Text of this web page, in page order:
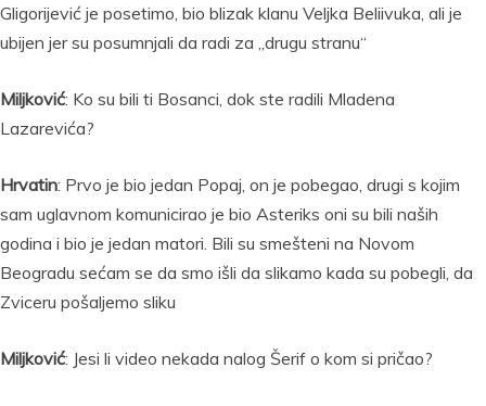
Gligorijević je posetimo, bio blizak klanu Veljka Beliivuka, ali je
ubijen jer su posumnjali da radi za „drugu stranu“
Miljković: Ko su bili ti Bosanci, dok ste radili Mladena
Lazarevića?
Hrvatin: Prvo je bio jedan Popaj, on je pobegao, drugi s kojim
sam uglavnom komunicirao je bio Asteriks oni su bili naših
godina i bio je jedan matori. Bili su smešteni na Novom
Beogradu sećam se da smo išli da slikamo kada su pobegli, da
Zviceru pošaljemo sliku
Miljković: Jesi li video nekada nalog Šerif o kom si pričao?